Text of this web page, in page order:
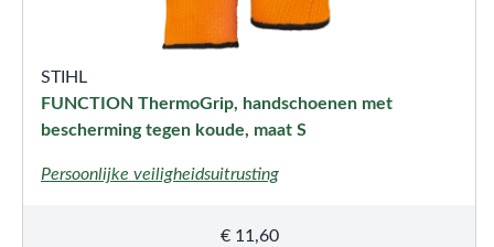
STIHL
FUNCTION ThermoGrip, handschoenen met
bescherming tegen koude, maat S
Persoonlijke veiligheidsuitrusting
€11,60